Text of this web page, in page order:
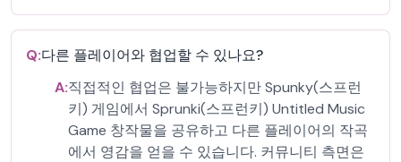
Q:다른 플레이어와 협업할 수 있나요?
A:직접적인 협업은 불가능하지만 Spunky(스프런
키) 게임에서 Sprunki(스프런키) Untitled Music
Game 창작물을 공유하고 다른 플레이어의 작곡
에서 영감을 얻을 수 있습니다. 커뮤니티 측면은